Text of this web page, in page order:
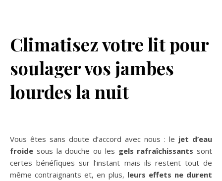
Climatisez votre lit pour
soulager vos jambes
lourdes la nuit
Vous êtes sans doute d’accord avec nous : le jet d’eau
froide sous la douche ou les gels rafraîchissants sont
certes bénéfiques sur l’instant mais ils restent tout de
même contraignants et, en plus, leurs effets ne durent